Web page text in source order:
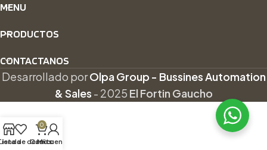
MENU
PRODUCTOS
CONTACTANOS
Desarrollado porOlpa Group - Bussines Automation
& Sales - 2025 El Fortin Gaucho
de deseos
0
Carrito
Mi cuenta